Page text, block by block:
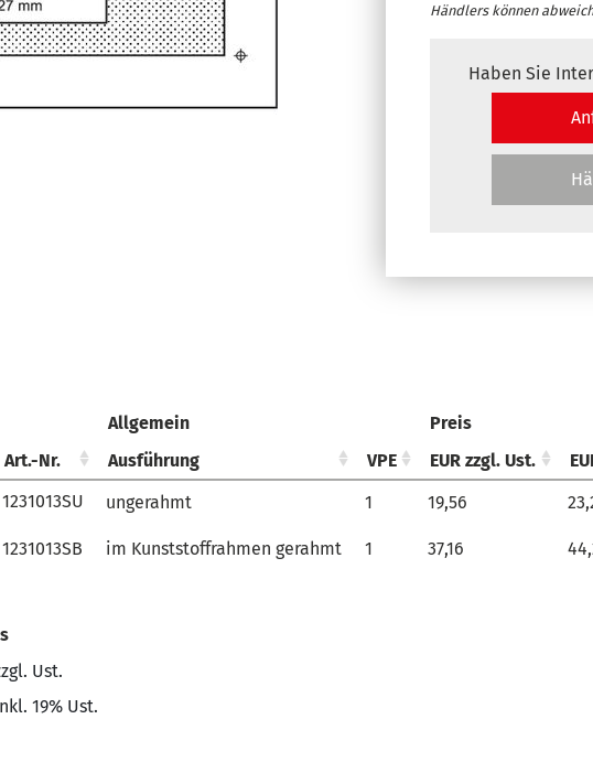
Händlers können
Haben Sie
Allgemein
Preis
Art.-Nr. Ausführung VPE EUR zzgl. Ust.
Allgemein
Preis
Art.-Nr. Ausführung VPE EUR zzgl. Ust.
1231013SU ungerahmt 1 19,56
1231013SB im Kunststoffrahmen gerahmt 1 37,16
Art.-Nr.
1231013SU
1231013SB
Ust.
19% Ust.